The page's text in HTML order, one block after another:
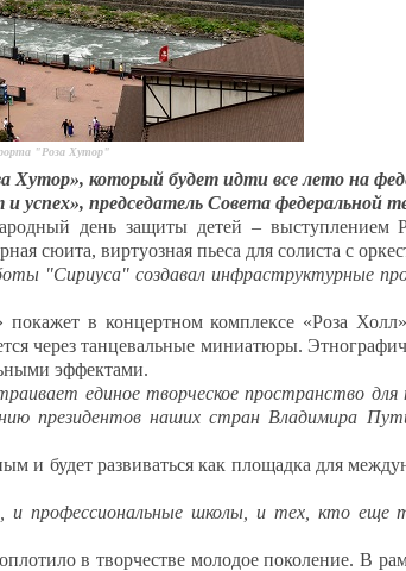
"Роза Хутор"
который будет идти все лето на
успех», председатель Совета федеральной
день защиты детей – выступлением
сюита, виртуозная пьеса для солиста с
"Сириуса" создавал инфраструктурные
в концертном комплексе «Роза
через танцевальные миниатюры.
эффектами.
единое творческое пространство
президентов наших стран Владимира
будет развиваться как площадка для
профессиональные школы, и тех, кто еще
в творчестве молодое поколение. В